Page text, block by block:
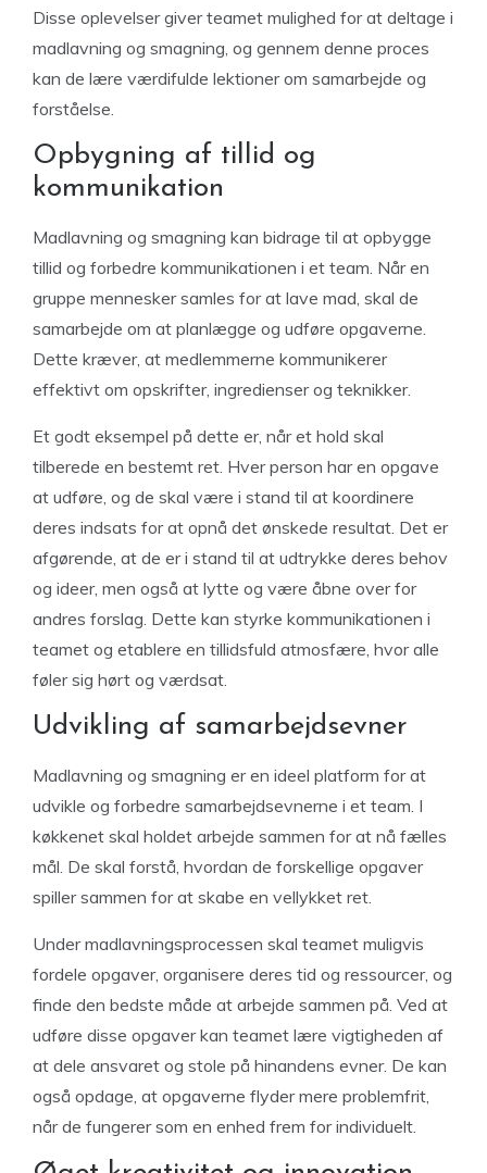
Disse oplevelser giver teamet mulighed for at deltage i
madlavning og smagning, og gennem denne proces
kan de lære værdifulde lektioner om samarbejde og
forståelse.
Opbygning af tillid og
kommunikation
Madlavning og smagning kan bidrage til at opbygge
tillid og forbedre kommunikationen i et team. Når en
gruppe mennesker samles for at lave mad, skal de
samarbejde om at planlægge og udføre opgaverne.
Dette kræver, at medlemmerne kommunikerer
effektivt om opskrifter, ingredienser og teknikker.
Et godt eksempel på dette er, når et hold skal
tilberede en bestemt ret. Hver person har en opgave
at udføre, og de skal være i stand til at koordinere
deres indsats for at opnå det ønskede resultat. Det er
afgørende, at de er i stand til at udtrykke deres behov
og ideer, men også at lytte og være åbne over for
andres forslag. Dette kan styrke kommunikationen i
teamet og etablere en tillidsfuld atmosfære, hvor alle
føler sig hørt og værdsat.
Udvikling af samarbejdsevner
Madlavning og smagning er en ideel platform for at
udvikle og forbedre samarbejdsevnerne i et team. I
køkkenet skal holdet arbejde sammen for at nå fælles
mål. De skal forstå, hvordan de forskellige opgaver
spiller sammen for at skabe en vellykket ret.
Under madlavningsprocessen skal teamet muligvis
fordele opgaver, organisere deres tid og ressourcer, og
finde den bedste måde at arbejde sammen på. Ved at
udføre disse opgaver kan teamet lære vigtigheden af
at dele ansvaret og stole på hinandens evner. De kan
også opdage, at opgaverne flyder mere problemfrit,
når de fungerer som en enhed frem for individuelt.